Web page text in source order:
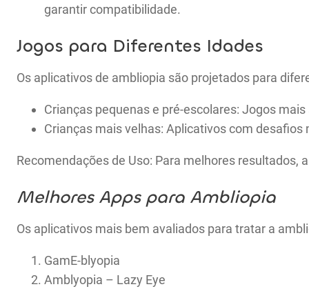
garantir compatibilidade.
Jogos para Diferentes Idades
Os aplicativos de ambliopia são projetados para
Crianças pequenas e pré-escolares: Jogos
Crianças mais velhas: Aplicativos com
Recomendações de Uso: Para melhores resultados,
Melhores Apps para Ambliopia
Os aplicativos mais bem avaliados para tratar a
GamE-blyopia
Amblyopia – Lazy Eye